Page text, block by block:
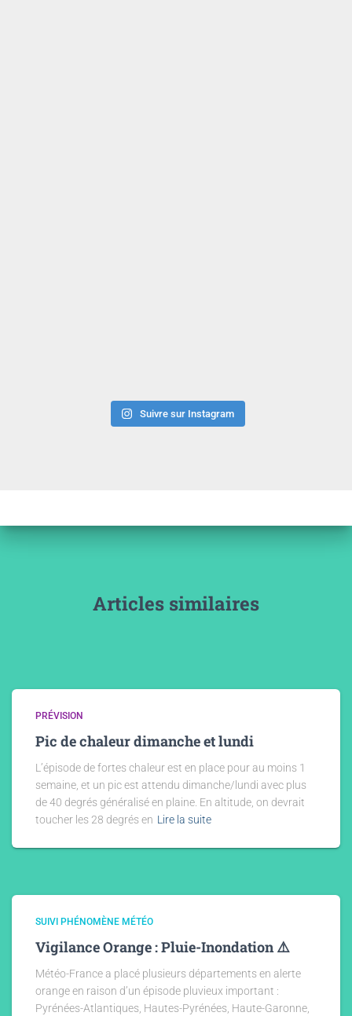
Suivre sur Instagram
Articles similaires
PRÉVISION
Pic de chaleur dimanche et lundi
L’épisode de fortes chaleur est en place pour au moins 1
semaine, et un pic est attendu dimanche/lundi avec plus
de 40 degrés généralisé en plaine. En altitude, on devrait
toucher les 28 degrés en Lire la suite
SUIVI PHÉNOMÈNE MÉTÉO
Vigilance Orange : Pluie-Inondation ⚠️
​​Météo-France a placé plusieurs départements en alerte
orange en raison d’un épisode pluvieux important : ​
Pyrénées-Atlantiques, Hautes-Pyrénées, ​Haute-Garonne, ​